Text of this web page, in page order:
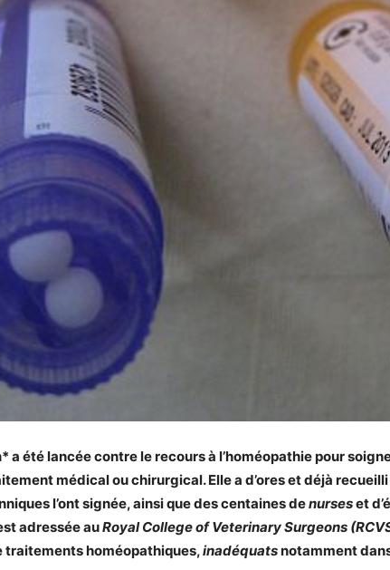
a été lancée contre le recours à l’homéopathie pour
médical ou chirurgical. Elle a d’ores et déjà
l’ont signée, ainsi que des centaines denurseset
adressée auRoyal College of Veterinary Surgeons
traitements homéopathiques,inadéquatsnotamment